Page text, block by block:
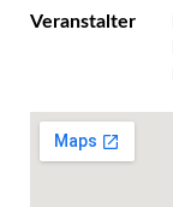
Veranstalter